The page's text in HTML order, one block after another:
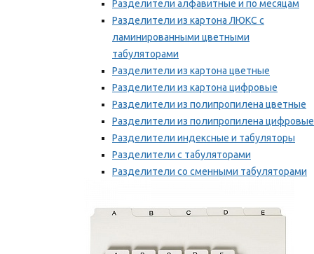
Разделители алфавитные и по месяцам
Разделители из картона ЛЮКС с
ламинированными цветными
табуляторами
Разделители из картона цветные
Разделители из картона цифровые
Разделители из полипропилена цветные
Разделители из полипропилена цифровые
Разделители индексные и табуляторы
Разделители с табуляторами
Разделители со сменными табуляторами